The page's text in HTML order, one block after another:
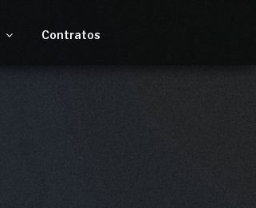
Contratos